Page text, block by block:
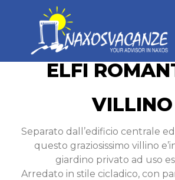
ELFI
VILLINO
Separato dall’edificio centrale
questo graziosissimo villino
giardino privato ad uso
Arredato in stile cicladico, con